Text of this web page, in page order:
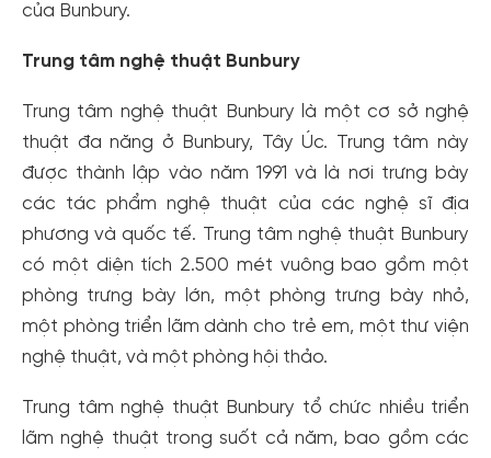
của Bunbury.
Trung tâm nghệ thuật Bunbury
Trung tâm nghệ thuật Bunbury là một cơ sở nghệ
thuật đa năng ở Bunbury, Tây Úc. Trung tâm này
được thành lập vào năm 1991 và là nơi trưng bày
các tác phẩm nghệ thuật của các nghệ sĩ địa
phương và quốc tế. Trung tâm nghệ thuật Bunbury
có một diện tích 2.500 mét vuông bao gồm một
phòng trưng bày lớn, một phòng trưng bày nhỏ,
một phòng triển lãm dành cho trẻ em, một thư viện
nghệ thuật, và một phòng hội thảo.
Trung tâm nghệ thuật Bunbury tổ chức nhiều triển
lãm nghệ thuật trong suốt cả năm, bao gồm các